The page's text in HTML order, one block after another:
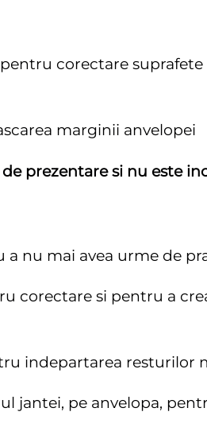
corectare
marginii anvelopei
prezentare si nu este
nu mai avea urme de
corectare si pentru a
indepartarea resturilor
jantei, pe anvelopa,